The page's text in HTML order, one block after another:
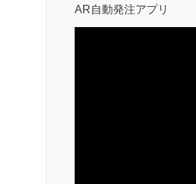
AR自動発注アプリ